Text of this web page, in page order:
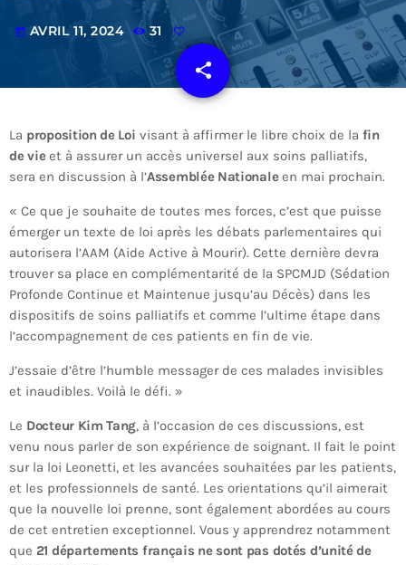
today AVRIL 11, 2024 31
share
email
La proposition de Loi visant à affirmer le libre choix de la fin
de vieet à assurer un accès universel aux soins palliatifs,
sera en discussion à l’Assemblée Nationaleen mai prochain.
« Ce que je souhaite de toutes mes forces, c’est que puisse
émerger un texte de loi après les débats parlementaires qui
autorisera l’AAM (Aide Active à Mourir). Cette dernière devra
trouver sa place en complémentarité de la SPCMJD (Sédation
Profonde Continue et Maintenue jusqu’au Décès) dans les
dispositifs de soins palliatifs et comme l’ultime étape dans
l’accompagnement de ces patients en fin de vie.
J’essaie d’être l’humble messager de ces malades invisibles
et inaudibles. Voilà le défi. »
Le Docteur Kim Tang, à l’occasion de ces discussions, est
venu nous parler de son expérience de soignant. Il fait le point
sur la loi Leonetti, et les avancées souhaitées par les patients,
et les professionnels de santé. Les orientations qu’il aimerait
que la nouvelle loi prenne, sont également abordées au cours
de cet entretien exceptionnel. Vous y apprendrez notamment
que 21 départements français ne sont pas dotés d’unité de